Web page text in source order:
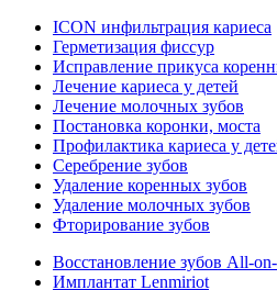
ICON инфильтрация кариеса
Герметизация фиссур
Исправление прикуса
Лечение кариеса у детей
Лечение молочных зубов
Постановка коронки, моста
Профилактика кариеса у
Серебрение зубов
Удаление коренных зубов
Удаление молочных зубов
Фторирование зубов
Восстановление зубов
Имплантат Lenmiriot